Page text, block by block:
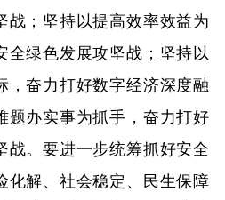
战；坚持以提高效率效益为
全绿色发展攻坚战；坚持以
，奋力打好数字经济深度融
题办实事为抓手，奋力打好
战。要进一步统筹抓好安全
化解、社会稳定、民生保障